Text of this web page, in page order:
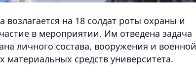
возлагается на 18 солдат роты охраны и
в мероприятии. Им отведена задача
личного состава, вооружения и военной
средств университета.